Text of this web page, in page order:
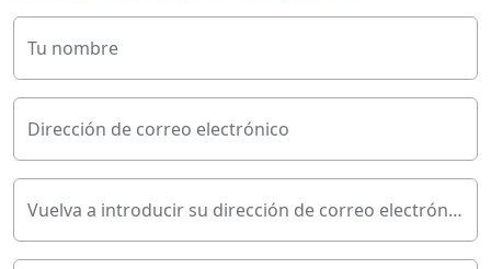
Tu nombre
Dirección de correo electrónico
Vuelva a introducir su dirección de correo electrónico